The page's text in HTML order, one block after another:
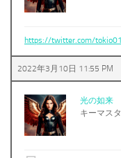
https://twitter.com/
2022年3月10日 11:55 PM
光の如来
キーマス